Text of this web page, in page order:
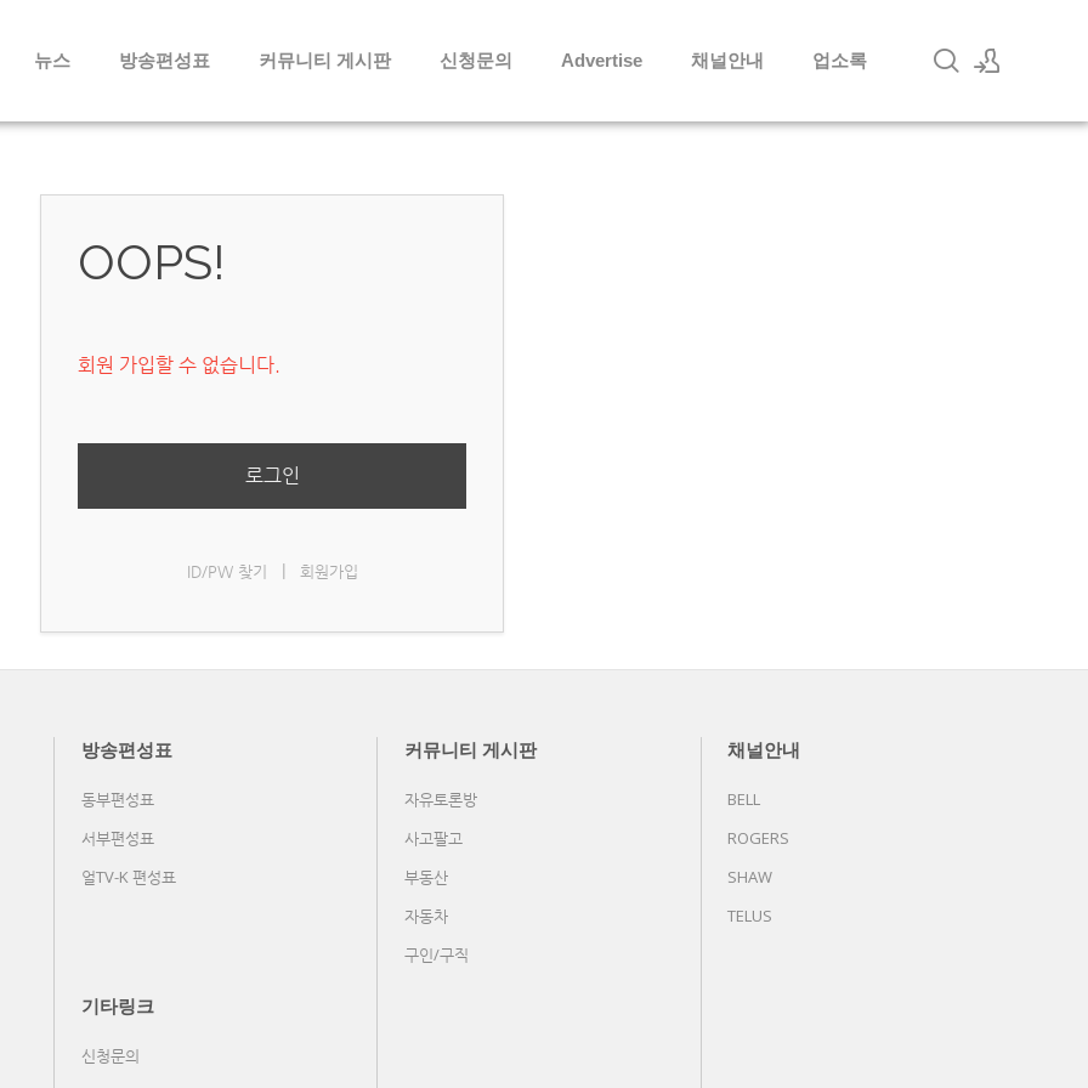
로그인
뉴스 방송편성표 커뮤니티 게시판 신청문의 Advertise 채널안내 업소록
OOPS!
회원 가입할 수 없습니다.
로그인
ID/PW 찾기 회원가입
방송편성표
동부편성표
서부편성표
얼TV-K 편성표
커뮤니티 게시판
자유토론방
사고팔고
부동산
자동차
구인/구직
채널안내
BELL
ROGERS
SHAW
TELUS
기타링크
신청문의